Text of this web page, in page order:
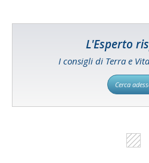
L'Esperto
I consigli di Terra e
Cerca